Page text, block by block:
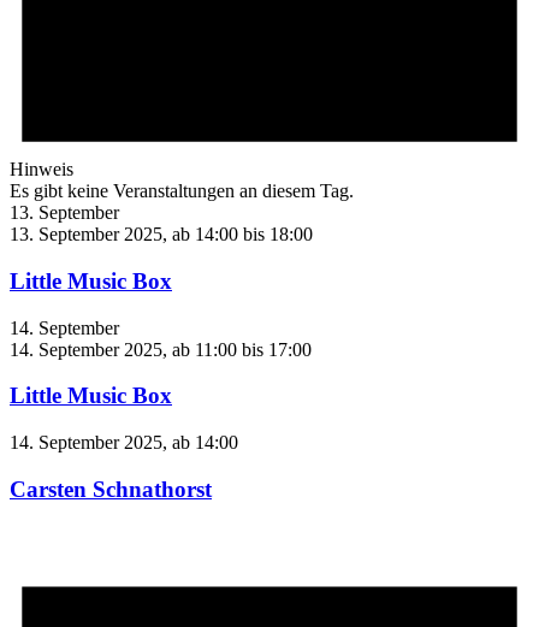
Hinweis
Es gibt keine Veranstaltungen an diesem Tag.
13. September
13. September 2025, ab 14:00 bis 18:00
Little Music Box
14. September
14. September 2025, ab 11:00 bis 17:00
Little Music Box
14. September 2025, ab 14:00
Carsten Schnathorst